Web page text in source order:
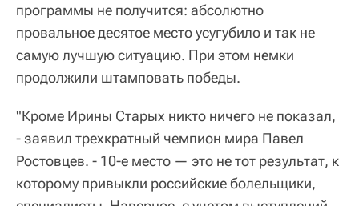
программы не получится: абсолютно
провальное десятое место усугубило и так не
самую лучшую ситуацию. При этом немки
продолжили штамповать победы.
"Кроме Ирины Старых никто ничего не показал,
- заявил трехкратный чемпион мира Павел
Ростовцев. - 10-е место — это не тот результат, к
которому привыкли российские болельщики,